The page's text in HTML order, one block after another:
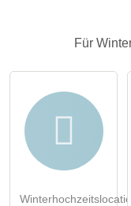
Klicken Sie hier
Für